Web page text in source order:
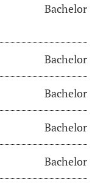
Bachelor
Bachelor
Bachelor
Bachelor
Bachelor